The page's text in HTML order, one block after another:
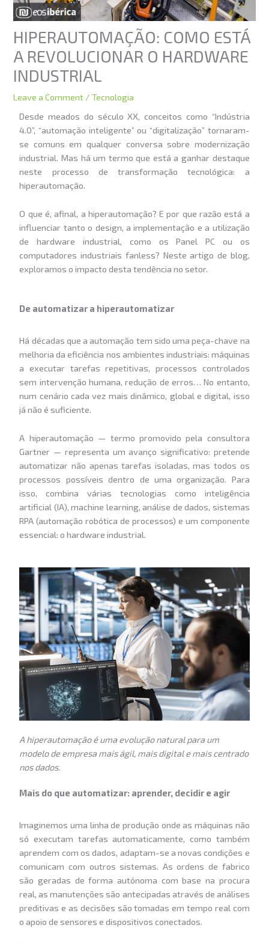
HIPERAUTOMAÇÃO: COMO ESTÁ
A REVOLUCIONAR O HARDWARE
INDUSTRIAL
Leave a Comment /Tecnologia
Desde meados do século XX, conceitos como “Indústria
4.0”, “automação inteligente” ou “digitalização” tornaram-
se comuns em qualquer conversa sobre modernização
industrial. Mas há um termo que está a ganhar destaque
neste processo de transformação tecnológica: a
hiperautomação.
O que é, afinal, a hiperautomação? E por que razão está a
influenciar tanto o design, a implementação e a utilização
de hardware industrial, como os Panel PC ou os
computadores industriais fanless? Neste artigo de blog,
exploramos o impacto desta tendência no setor.
De automatizar a hiperautomatizar
Há décadas que a automação tem sido uma peça-chave na
melhoria da eficiência nos ambientes industriais: máquinas
a executar tarefas repetitivas, processos controlados
sem intervenção humana, redução de erros… No entanto,
num cenário cada vez mais dinâmico, global e digital, isso
já não é suficiente.
A hiperautomação — termo promovido pela consultora
Gartner — representa um avanço significativo: pretende
automatizar não apenas tarefas isoladas, mas todos os
processos possíveis dentro de uma organização. Para
isso, combina várias tecnologias como inteligência
artificial (IA), machine learning, análise de dados, sistemas
RPA (automação robótica de processos) e um componente
essencial: o hardware industrial.
A hiperautomação é uma evolução natural para um
modelo de empresa mais ágil, mais digital e mais centrado
nos dados.
Mais do que automatizar: aprender, decidir e agir
Imaginemos uma linha de produção onde as máquinas não
só executam tarefas automaticamente, como também
aprendem com os dados, adaptam-se a novas condições e
comunicam com outros sistemas. As ordens de fabrico
são geradas de forma autónoma com base na procura
real, as manutenções são antecipadas através de análises
preditivas e as decisões são tomadas em tempo real com
o apoio de sensores e dispositivos conectados.